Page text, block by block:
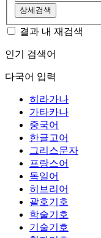
상세검색
결과 내 재검색
인기 검색어
다국어 입력
히라가나
가타카나
중국어
한글고어
그리스문자
프랑스어
독일어
히브리어
괄호기호
학술기호
기술기호